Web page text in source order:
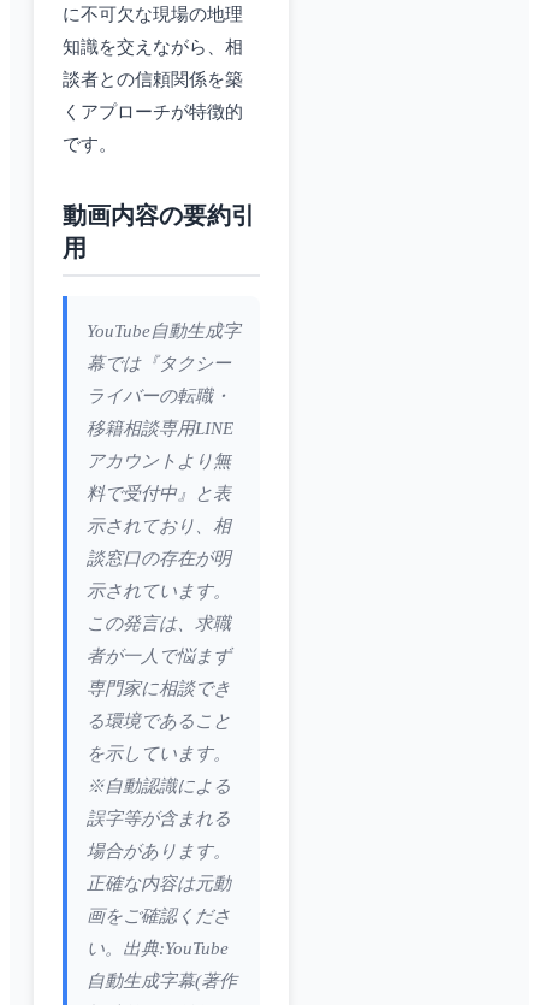
に不可欠な現場の地理
知識を交えながら、相
談者との信頼関係を築
くアプローチが特徴的
です。
動画内容の要約引
用
YouTube自動生成字
幕では『タクシー
ライバーの転職・
移籍相談専用LINE
アカウントより無
料で受付中』と表
示されており、相
談窓口の存在が明
示されています。
この発言は、求職
者が一人で悩まず
専門家に相談でき
る環境であること
を示しています。
※自動認識による
誤字等が含まれる
場合があります。
正確な内容は元動
画をご確認くださ
い。出典:YouTube
自動生成字幕(著作